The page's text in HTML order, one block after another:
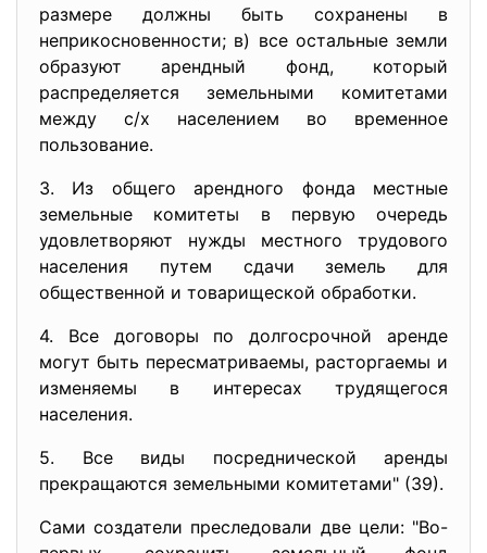
размере должны быть сохранены в
неприкосновенности; в) все остальные земли
образуют арендный фонд, который
распределяется земельными комитетами
между с/х населением во временное
пользование.
3. Из общего арендного фонда местные
земельные комитеты в первую очередь
удовлетворяют нужды местного трудового
населения путем сдачи земель для
общественной и товарищеской обработки.
4. Все договоры по долгосрочной аренде
могут быть пересматриваемы, расторгаемы и
изменяемы в интересах трудящегося
населения.
5. Все виды посреднической аренды
прекращаются земельными комитетами" (39).
Сами создатели преследовали две цели: "Во-